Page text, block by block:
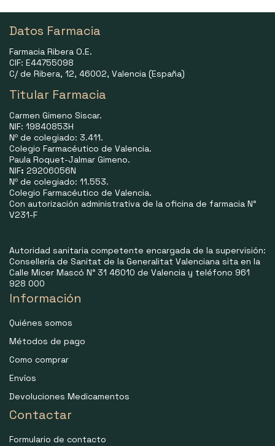
Datos Farmacia
Farmacia Ribera O.E.
CIF: E44755098
C/ de Ribera, 12, 46002, Valencia (España)
Titular Farmacia
Carmen Gimeno Siscar.
NIF: 19840853H
Nº de colegiado: 3.411.
Colegio Farmacéutico de Valencia.
Paula Roquet-Jalmar Gimeno.
NIF: 29206056N
Nº de colegiado: 11.553.
Colegio Farmacéutico de Valencia.
Con autorización administrativa de la oficina de farmacia N°
V231-F
Autoridad sanitaria competente encargada de la supervisión:
Consellería de Sanitat de la Generalitat Valenciana sita en la
Calle Micer Mascó N° 31 46010 de Valencia y teléfono 961
928 000
Información
Quiénes somos
Métodos de pago
Como comprar
Envíos
Devoluciones Medicamentos
Contactar
Formulario de contacto